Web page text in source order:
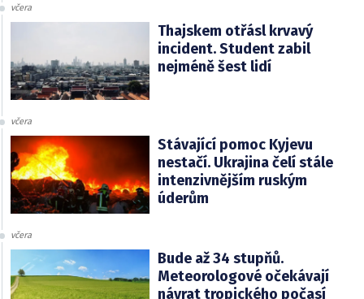
včera
Thajskem otřásl krvavý
incident. Student zabil
nejméně šest lidí
včera
Stávající pomoc Kyjevu
nestačí. Ukrajina čelí stále
intenzivnějším ruským
úderům
včera
Bude až 34 stupňů.
Meteorologové očekávají
návrat tropického počasí